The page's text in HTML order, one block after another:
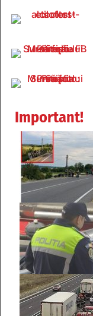
Important!